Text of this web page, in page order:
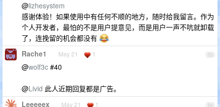
@lizhesystem
感谢体验！如果使用中有任何不顺的地方，随时给我留言。作为
个人开发者，最怕的不是用户提意见，而是用户一声不吭就卸载
了，连挽留的机会都没有
53
Rache1 May 21 1
@wolf3c #40
@Livid 此人近期回复都是广告。
54
Leeeeex May 21 1